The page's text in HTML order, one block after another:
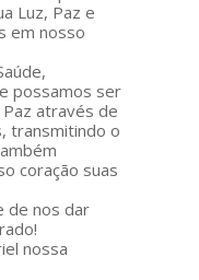
Luz, Paz e
em nosso
possamos ser
através de
transmitindo o
coração suas
de nos dar
nossa